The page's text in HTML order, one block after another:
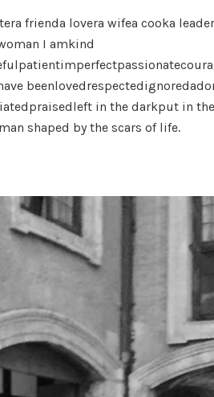
frienda lovera wifea cooka
I amkind
in the darkput in
shaped by the scars of life.